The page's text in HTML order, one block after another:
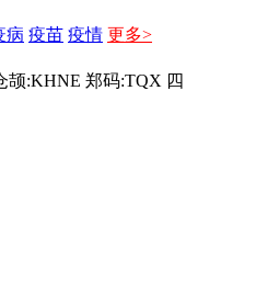
病 疫苗 疫情 更多>
颉:KHNE 郑码:TQX 四